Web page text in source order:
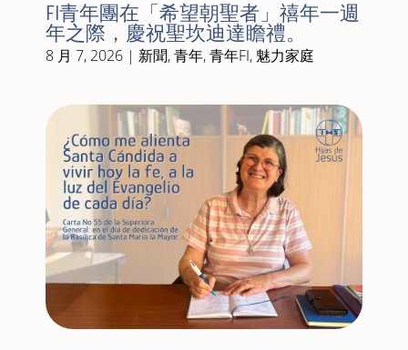
FI青年團在「希望朝聖者」禧年一週
年之際，慶祝聖坎迪達瞻禮。
8 月 7, 2026| 新聞,青年,青年FI, 魅力家庭